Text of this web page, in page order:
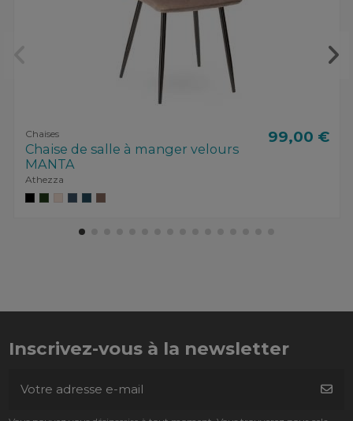
Chaises
Chaise de salle à manger velours
MANTA
Athezza
99,00 €
Inscrivez-vous à la newsletter